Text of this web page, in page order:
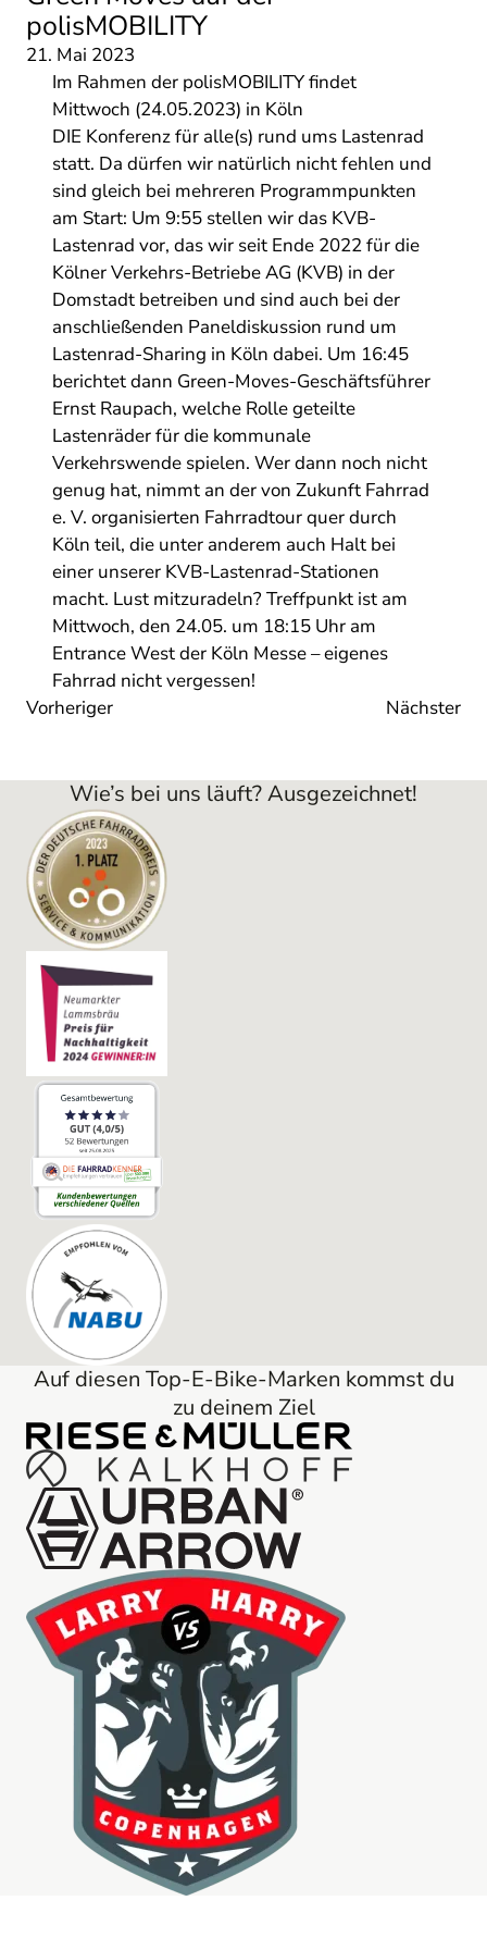
polisMOBILITY
21. Mai 2023
Im Rahmen der polisMOBILITYfindet
Mittwoch (24.05.2023) in Köln
DIE Konferenzfür alle(s) rund ums Lastenrad
statt. Da dürfen wir natürlich nicht fehlen und
sind gleich bei mehreren Programmpunkten
am Start: Um 9:55 stellen wir das KVB-
Lastenrad vor, das wir seit Ende 2022 für die
Kölner Verkehrs-Betriebe AG (KVB) in der
Domstadt betreiben und sind auch bei der
anschließenden Paneldiskussion rund um
Lastenrad-Sharing in Köln dabei. Um 16:45
berichtet dann Green-Moves-Geschäftsführer
Ernst Raupach, welche Rolle geteilte
Lastenräder für die kommunale
Verkehrswende spielen. Wer dann noch nicht
genug hat, nimmt an der von Zukunft Fahrrad
e. V. organisierten Fahrradtour quer durch
Köln teil, die unter anderem auch Halt bei
einer unserer KVB-Lastenrad-Stationen
macht. Lust mitzuradeln? Treffpunkt ist am
Mittwoch, den 24.05. um 18:15 Uhr am
Entrance West der Köln Messe – eigenes
Fahrrad nicht vergessen!
Vorheriger
Nächster
Wie’s bei uns läuft? Ausgezeichnet!
Auf diesen Top-E-Bike-Marken kommst du
zu deinem Ziel